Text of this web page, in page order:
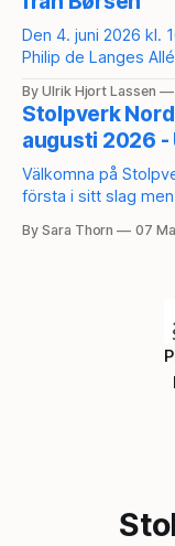
https://
s
Den 4. juni 2026 kl. 16-17.00 Plats: Det
Philip de Langes Allé 10,
forsøgsbyggeri er
traditionelle
fejring og
By Ulrik Hjort Lassen
Stolpverk
augusti 2026 -
Välkomna på
första i sitt slag
samma plats där
By Sara Thorn 07